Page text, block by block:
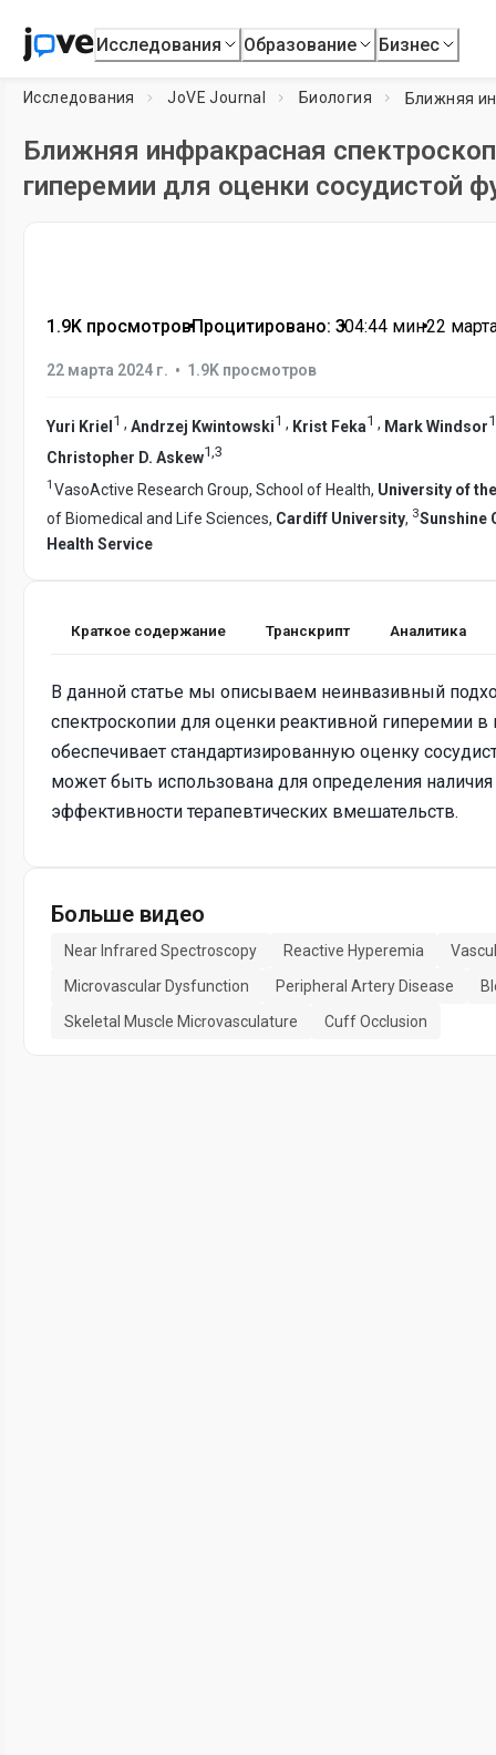
Исследования Образование Бизнес
Исследования JoVE Journal Биология
Ближняя инфракрасная
гиперемии для оценки сосудистой
1.9K просмотров•Процитировано: 3•04:44 мин•22
22 марта 2024 г. • 1.9K просмотров
Yuri Kriel 1 , Andrzej Kwintowski1 , Krist Feka1 , Mark Windsor1
Christopher D. Askew1 3
1 VasoActive Research Group, School of Health, University of
of Biomedical and Life Sciences, Cardiff University, 3Sunshine
Health Service
Краткое содержание Транскрипт Аналитика
В данной статье мы описываем неинвазивный
спектроскопии для оценки реактивной гиперемии
обеспечивает стандартизированную оценку
может быть использована для определения
эффективности терапевтических вмешательств.
Больше видео
Near Infrared Spectroscopy Reactive Hyperemia
Microvascular Dysfunction
Peripheral Artery Disease
Skeletal Muscle Microvasculature
Cuff Occlusion